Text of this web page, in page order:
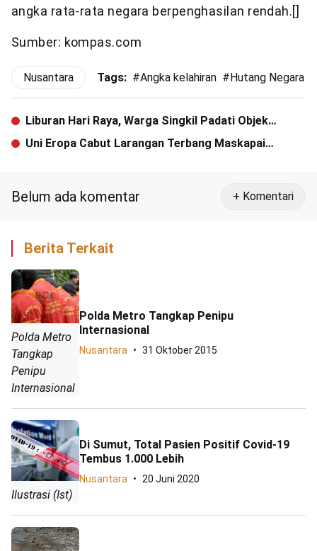
angka rata-rata negara berpenghasilan rendah.[]
Sumber: kompas.com
Nusantara Tags: #Angka kelahiran # Hutang Negara
Liburan Hari Raya, Warga Singkil Padati Objek
Wisata Pantai
Uni Eropa Cabut Larangan Terbang Maskapai
Belum ada komentar + Komentari
Berita Terkait
Polda Metro
Tangkap
Penipu
Internasional
Polda Metro Tangkap Penipu
Internasional
Nusantara 31 Oktober 2015
Ilustrasi (Ist)
Di Sumut, Total Pasien Positif Covid-19
Tembus 1.000 Lebih
Nusantara 20 Juni 2020